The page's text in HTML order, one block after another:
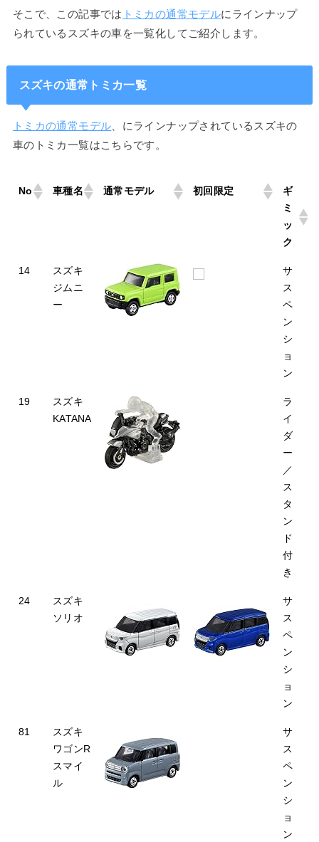
そこで、この記事では トミカの通常モデルにラインナップ
られているスズキの車を一覧化してご紹介します。
スズキの通常トミカ一覧
トミカの通常モデル 、にラインナップされているスズキの
車のトミカ一覧はこちらです。
No 車種名 通常モデル 初回限定
ギ
ミ
ッ
ク
14
スズキ
ジムニ
ー
サ
ス
ペ
ン
シ
ョ
ン
19
スズキ
KATANA
ラ
イ
ダ
ー
／
ス
タ
ン
ド
付
き
24
スズキ
ソリオ
サ
ス
ペ
ン
シ
ョ
ン
81
スズキ
ワゴンR
スマイ
ル
サ
ス
ペ
ン
シ
ョ
ン